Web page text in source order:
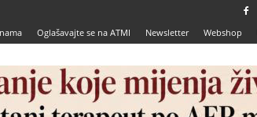
Oglašavajte se na ATMI Newsletter Webshop